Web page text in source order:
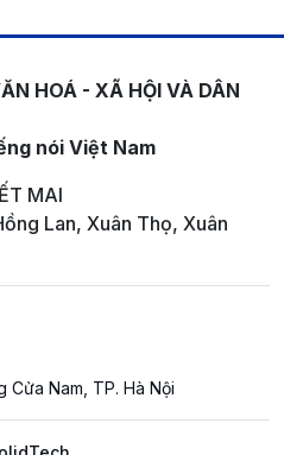
HOÁ - XÃ HỘI VÀ DÂN
nói Việt Nam
MAI
Lan, Xuân Thọ, Xuân
Cửa Nam, TP. Hà Nội